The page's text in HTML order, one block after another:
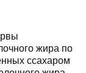
жира по
ссахаром